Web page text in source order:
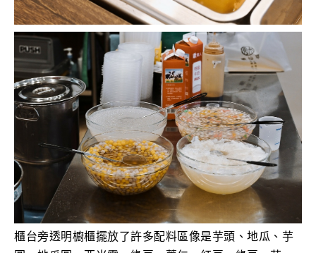
櫃台旁透明櫥櫃擺放了許多配料區像是芋頭 、 地瓜、芋